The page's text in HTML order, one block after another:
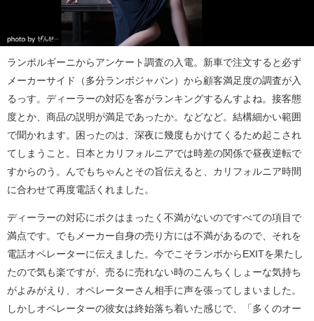
ランボルギーニからアンケート調査の入電。新車で注文すると必ず
メーカーサイド（多分ランボジャパン）から顧客満足度の調査が入
るっす。ディーラーの対応を客がランキングするんすよね。接客態
度とか、商品の説明が満足であったか。などなど。結構細かい範囲
で聞かれます。困ったのは、深夜に幾度もかけてくるため起こされ
てしまうこと。日本とカリフォルニアでは時差の関係で昼夜逆転で
すからのう。んでもちゃんとその旨伝えると、カリフォルニア時間
に合わせて再度電話くれました。
ディーラーの対応にボクはまったく不満がないのですべての項目で
満点です。でもメーカー自身の売り方には不満があるので、それを
電話オペレーターに伝えました。今でこそランボからEXITを果たし
たので気も楽ですが、売るに売れない時のこんちくしょーな気持ち
がよみがえり、オペレーターさん相手に声を張ってしまいました。
しかしオペレーターの彼女は終始落ち着いた感じで、「多くのオー